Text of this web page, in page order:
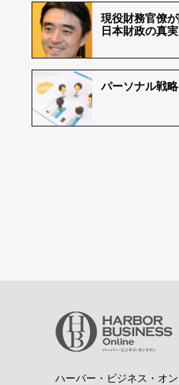
現役財務官僚
日本財政の真実
パーソナル戦
ハーバー・ビジネス・オ